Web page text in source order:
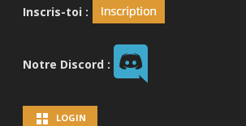
Inscris-toi :
Notre Discord :
LOGIN